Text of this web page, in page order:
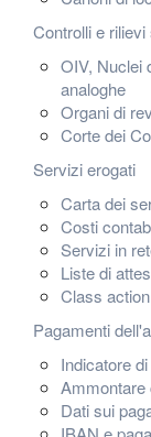
Controlli e
OIV, Nuclei
analoghe
Organi di
Corte dei
Servizi erogati
Carta dei
Costi
Servizi in
Liste di
Class action
Pagamenti
Indicatore
Ammontare
Dati sui